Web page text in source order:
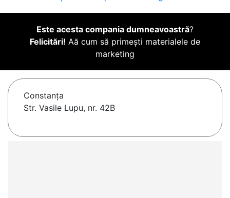
Este acesta compania dumneavoastră?
Felicitări! Aă cum să primești materialele de
marketing
Constanţa
Str. Vasile Lupu, nr. 42B